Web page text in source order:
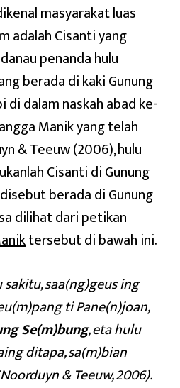
masyarakat luas
adalah Cisanti yang
penanda hulu
berada di kaki Gunung
di dalam naskah abad ke-
Manik yang telah
& Teeuw (2006), hulu
Cisanti di Gunung
berada di Gunung
dilihat dari petikan
tersebut di bawah ini.
saa(ng)geus ing
ti Pane(n)joan,
Se(m)bung, eta hulu
ditapa, sa(m)bian
& Teeuw, 2006).